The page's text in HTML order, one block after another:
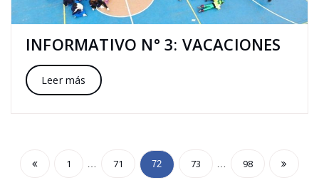
INFORMATIVO N° 3: VACACIONES
Leer más
1 71 72 73 98